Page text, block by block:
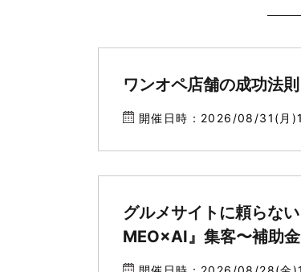
ワンオペ店舗の成功法則
開催日時：2026/08/31(月
グルメサイトに頼らな
MEO×AI』集客〜補助